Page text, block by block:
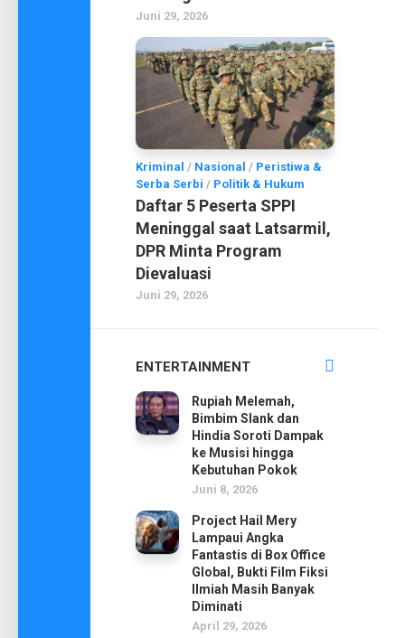
Juni 29, 2026
Kriminal / Nasional / Peristiwa &
Serba Serbi / Politik & Hukum
Daftar 5 Peserta SPPI
Meninggal saat Latsarmil,
DPR Minta Program
Dievaluasi
Juni 29, 2026
ENTERTAINMENT
Rupiah Melemah,
Bimbim Slank dan
Hindia Soroti Dampak
ke Musisi hingga
Kebutuhan Pokok
Juni 8, 2026
Project Hail Mery
Lampaui Angka
Fantastis di Box Office
Global, Bukti Film Fiksi
Ilmiah Masih Banyak
Diminati
April 29, 2026